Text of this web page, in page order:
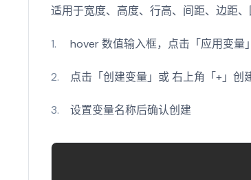
适用于宽度、高度、行高、间距、边距、
hover 数值输入框，点击「应用变量
点击「创建变量」或 右上角「+」创
设置变量名称后确认创建